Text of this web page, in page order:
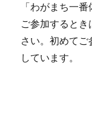
「わがまち一
ご参加すると
さい。初めて
しています。